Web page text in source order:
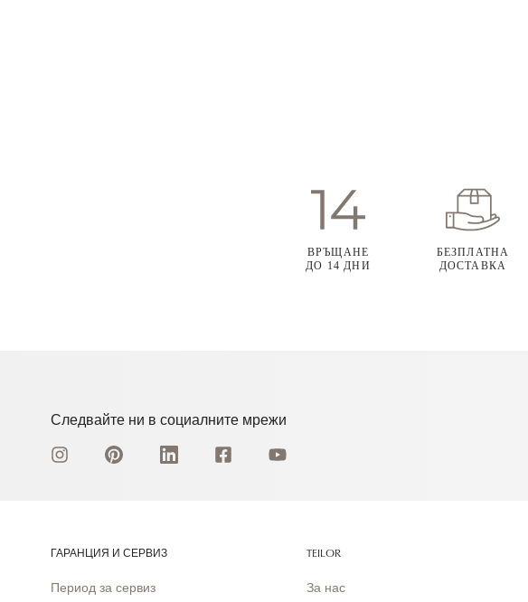
ВРЪЩАНЕ
ДО 14 ДНИ
БЕЗПЛАТНА
ДОСТАВКА
Следвайте ни в социалните мрежи
ГАРАНЦИЯ И СЕРВИЗ
Период за сервиз
TEILOR
За нас